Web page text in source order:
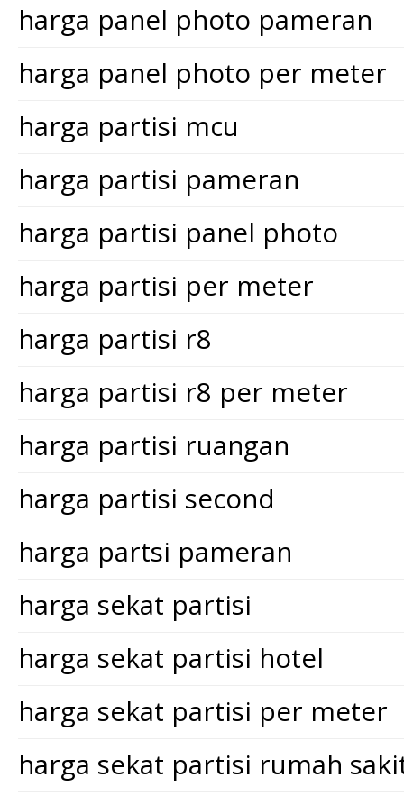
harga panel photo pameran
harga panel photo per meter
harga partisi mcu
harga partisi pameran
harga partisi panel photo
harga partisi per meter
harga partisi r8
harga partisi r8 per meter
harga partisi ruangan
harga partisi second
harga partsi pameran
harga sekat partisi
harga sekat partisi hotel
harga sekat partisi per meter
harga sekat partisi rumah